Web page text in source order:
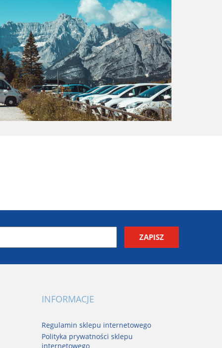
INFORMACJE
Regulamin sklepu internetowego
Polityka prywatności sklepu
internetowego